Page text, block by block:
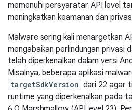
memenuhi persyaratan API level
meningkatkan keamanan dan
Malware sering kali menargetkan
mengabaikan perlindungan privasi
telah diperkenalkan dalam versi
Misalnya, beberapa aplikasi
targetSdkVersion dari 22 agar
runtime yang diperkenalkan pada